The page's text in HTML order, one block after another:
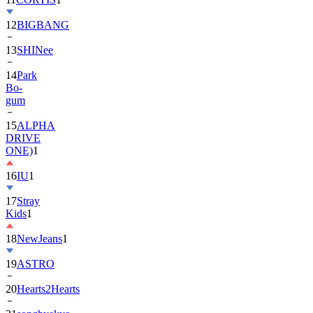
13SHINee
14Park
Bo-
gum
15ALPHA
DRIVE
ONE)1
16IU1
17Stray
Kids
18NewJeans
19ASTRO
20Hearts2Hearts
21songhyekyo